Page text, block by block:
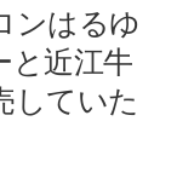
ンはるゆ
と近江牛
していた